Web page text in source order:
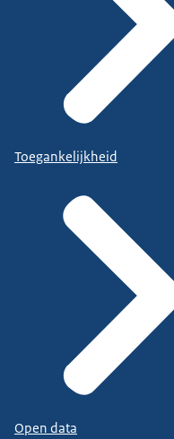
Toegankelijkheid
Open data